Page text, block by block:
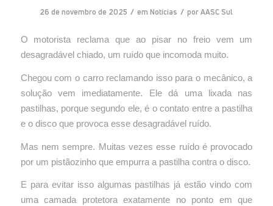
26 de novembro de 2025 / emNoticias / porAASC Sul
O motorista reclama que ao pisar no freio vem um
desagradável chiado, um ruído que incomoda muito.
Chegou com o carro reclamando isso para o mecânico, a
solução vem imediatamente. Ele dá uma lixada nas
pastilhas, porque segundo ele, é o contato entre a pastilha
e o disco que provoca esse desagradável ruído.
Mas nem sempre. Muitas vezes esse ruído é provocado
por um pistãozinho que empurra a pastilha contra o disco.
E para evitar isso algumas pastilhas já estão vindo com
uma camada protetora exatamente no ponto em que